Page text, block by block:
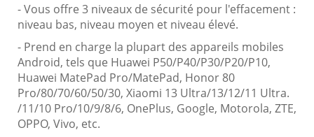
- Vous offre 3 niveaux de sécurité pour l'effacement :
niveau bas, niveau moyen et niveau élevé.
- Prend en charge la plupart des appareils mobiles
Android, tels que Huawei P50/P40/P30/P20/P10,
Huawei MatePad Pro/MatePad, Honor 80
Pro/80/70/60/50/30, Xiaomi 13 Ultra/13/12/11 Ultra.
/11/10 Pro/10/9/8/6, OnePlus, Google, Motorola, ZTE,
OPPO, Vivo, etc.